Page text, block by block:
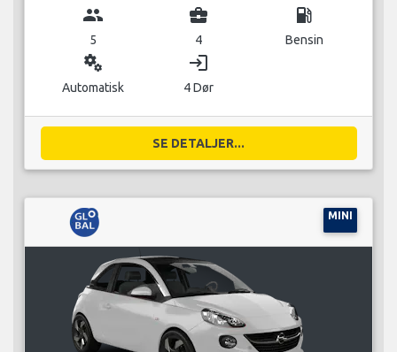
group
5
business_center
4
local_gas_station
Bensin
miscellaneous_services
Automatisk
login
4 Dør
SE DETALJER...
MINI